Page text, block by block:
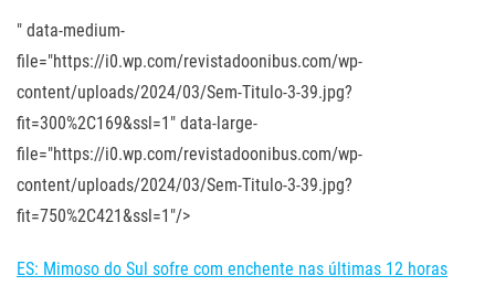
" data-medium-
file="https://i0.wp.com/revistadoonibus.com/wp-
content/uploads/2024/03/Sem-Titulo-3-39.jpg?
fit=300%2C169&ssl=1" data-large-
file="https://i0.wp.com/revistadoonibus.com/wp-
content/uploads/2024/03/Sem-Titulo-3-39.jpg?
fit=750%2C421&ssl=1"/>
ES: Mimoso do Sul sofre com enchente nas últimas 12 horas